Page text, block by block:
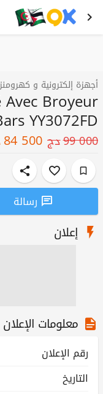
أجهزة إلكترونية و
Broyeur
YY3072FD
99 000دج 84 500
رسالة
إعلان
معلومات الإعلان
رقم الإعلان
التاريخ